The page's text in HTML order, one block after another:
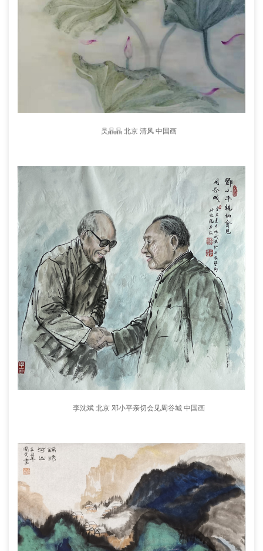
吴晶晶 北京 清风 中国画
李沈斌 北京 邓小平亲切会见周谷城 中国画